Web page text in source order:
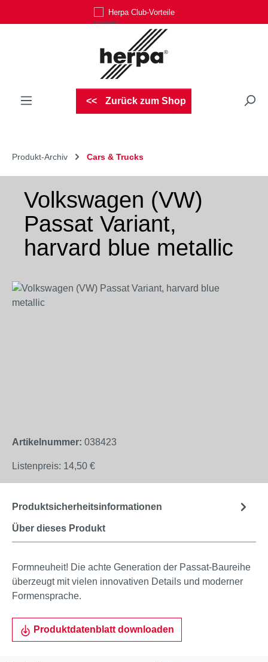
Zum Hauptinhalt springenHerpa Club-Vorteile
Zurück zum Shop
Produkt-Archiv Cars & Trucks
Volkswagen (VW)
Passat Variant,
harvard blue metallic
Bildergalerie überspringen
Artikelnummer: 038423
Listenpreis: 14,50 €
Über dieses Produkt
Produktsicherheitsinformationen
Formneuheit! Die achte Generation der Passat-Baureihe
überzeugt mit vielen innovativen Details und moderner
Formensprache.
Produktdatenblatt downloaden